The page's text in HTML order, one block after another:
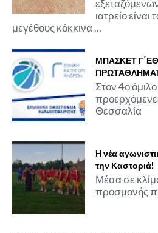
ιατρείο
μεγέθους κόκκινα ...
ΜΠΑΣΚΕΤ
Στον 4ο
Θεσσαλία
Η νέα
την Καστοριά!
Μέσα σε
προσμονής